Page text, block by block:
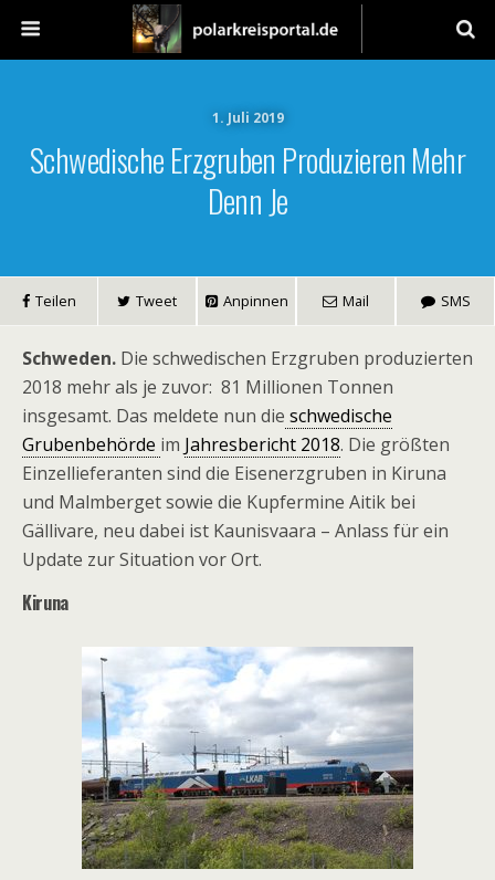
1. Juli 2019
Schwedische Erzgruben Produzieren Mehr
Denn Je
Teilen Tweet Anpinnen Mail SMS
Schweden. Die schwedischen Erzgruben produzierten
2018 mehr als je zuvor: 81 Millionen Tonnen
insgesamt. Das meldete nun die schwedische
Grubenbehörde im Jahresbericht 2018. Die größten
Einzellieferanten sind die Eisenerzgruben in Kiruna
und Malmberget sowie die Kupfermine Aitik bei
Gällivare, neu dabei ist Kaunisvaara – Anlass für ein
Update zur Situation vor Ort.
Kiruna